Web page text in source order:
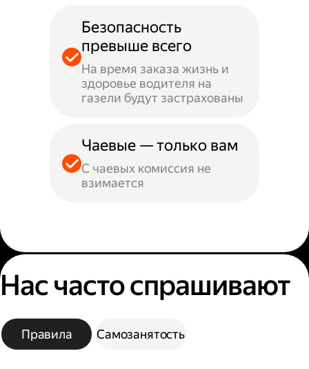
Безопасность
превыше всего
На время заказа жизнь и
здоровье водителя на
газели будут застрахованы
Чаевые — только вам
С чаевых комиссия не
взимается
Нас часто спрашивают
Правила Самозанятость